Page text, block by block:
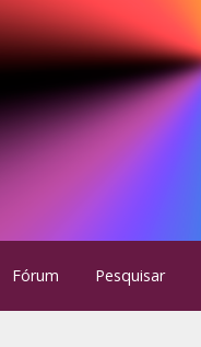
Fórum Pesquisar